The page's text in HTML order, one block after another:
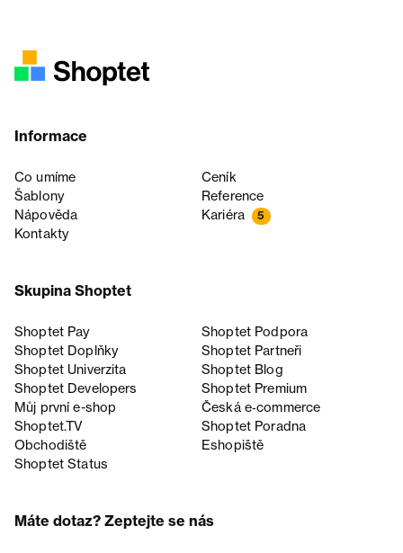
Informace
Co umíme
Ceník
Šablony
Reference
Nápověda
Kariéra 5
Kontakty
Skupina Shoptet
Shoptet Pay
Shoptet Podpora
Shoptet Doplňky
Shoptet Partneři
Shoptet Univerzita
Shoptet Blog
Shoptet Developers
Shoptet Premium
Můj první e-shop
Česká e‑commerce
Shoptet.TV
Shoptet Poradna
Obchodiště
Eshopiště
Shoptet Status
Máte dotaz? Zeptejte se nás